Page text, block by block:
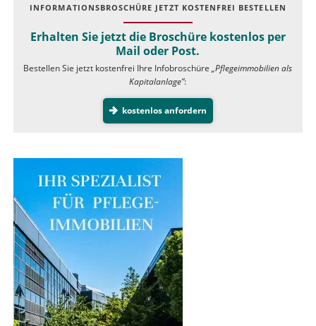
INFOR­MATIONS­BROSCHÜRE JETZT KOSTEN­FREI BESTELLEN
Erhalten Sie jetzt die Broschüre kostenlos per
Mail oder Post.
Bestellen Sie jetzt kostenfrei Ihre Infobroschüre„Pflegeimmobilien als
Kapitalanlage”:
kostenlos anfordern